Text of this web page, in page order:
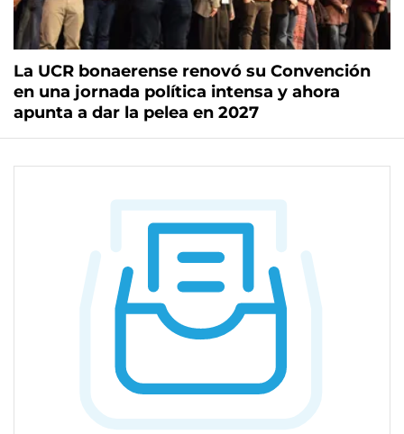
La UCR bonaerense renovó su Convención
en una jornada política intensa y ahora
apunta a dar la pelea en 2027